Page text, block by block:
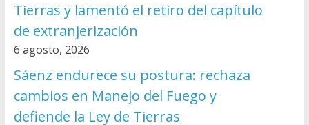
Tierras y lamentó el retiro del capítulo
de extranjerización
6 agosto, 2026
Sáenz endurece su postura: rechaza
cambios en Manejo del Fuego y
defiende la Ley de Tierras